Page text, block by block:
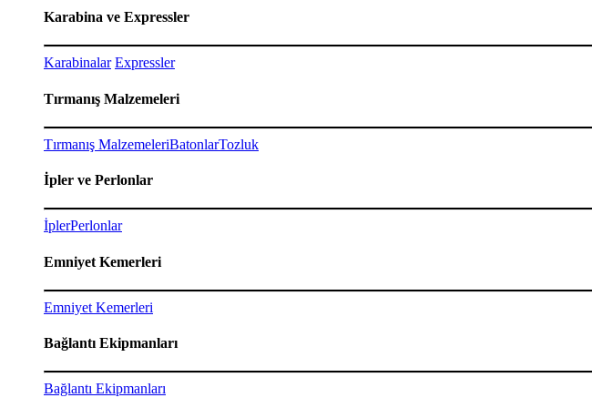
Karabina ve Expressler
Karabinalar Expressler
Tırmanış Malzemeleri
Tırmanış MalzemeleriBatonlarTozluk
İpler ve Perlonlar
İplerPerlonlar
Emniyet Kemerleri
Emniyet Kemerleri
Bağlantı Ekipmanları
Bağlantı Ekipmanları